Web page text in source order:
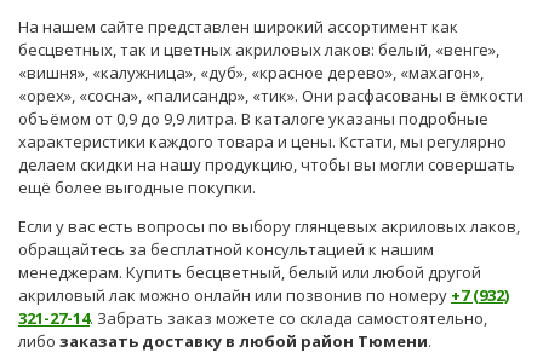
На нашем сайте представлен широкий ассортимент как
бесцветных, так и цветных акриловых лаков: белый, «венге»,
«вишня», «калужница», «дуб», «красное дерево», «махагон»,
«орех», «сосна», «палисандр», «тик». Они расфасованы в ёмкости
объёмом от 0,9 до 9,9 литра. В каталоге указаны подробные
характеристики каждого товара и цены. Кстати, мы регулярно
делаем скидки на нашу продукцию, чтобы вы могли совершать
ещё более выгодные покупки.
Если у вас есть вопросы по выбору глянцевых акриловых лаков,
обращайтесь за бесплатной консультацией к нашим
менеджерам. Купить бесцветный, белый или любой другой
акриловый лак можно онлайн или позвонив по номеру +7 (932)
321-27-14. Забрать заказ можете со склада самостоятельно,
либо заказать доставку в любой район Тюмени.